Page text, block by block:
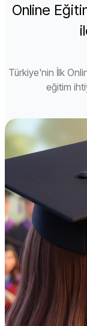
Online
Türkiye'nin İlk
eğitim